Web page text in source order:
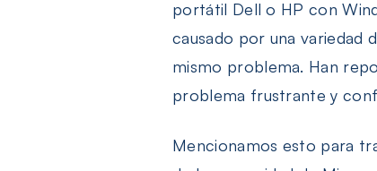
portátil Dell o HP con
causado por una variedad
mismo problema. Han
problema frustrante y
Mencionamos esto para